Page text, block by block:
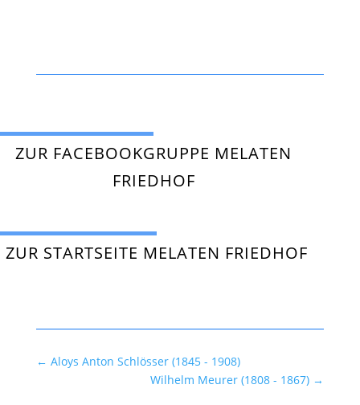
ZUR FACEBOOKGRUPPE MELATEN
FRIEDHOF
ZUR STARTSEITE MELATEN FRIEDHOF
← Aloys Anton Schlösser (1845 - 1908)
Wilhelm Meurer (1808 - 1867) →